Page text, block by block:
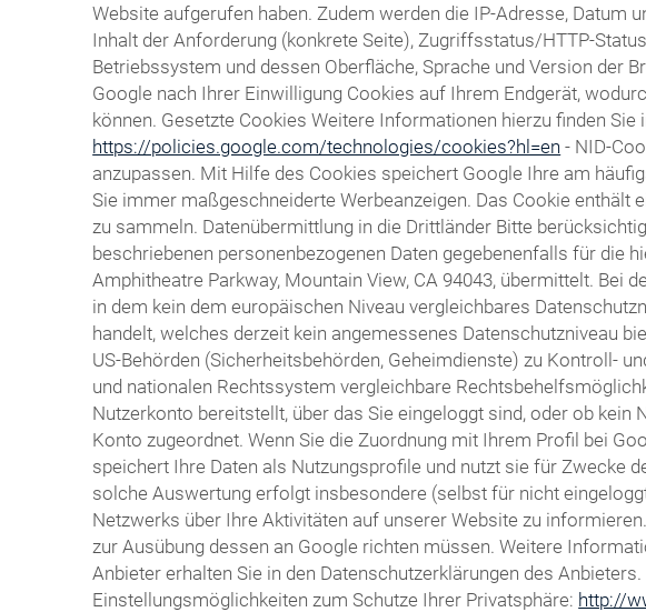
Website aufgerufen haben. Zudem werden die IP-Adresse, Datum
Inhalt der Anforderung (konkrete Seite), Zugriffsstatus/HTTP-
Betriebssystem und dessen Oberfläche, Sprache und Version der
Google nach Ihrer Einwilligung Cookies auf Ihrem Endgerät,
können. Gesetzte Cookies Weitere Informationen hierzu finden
https://policies.google.com/technologies/cookies?hl=en - NID-
anzupassen. Mit Hilfe des Cookies speichert Google Ihre am
Sie immer maßgeschneiderte Werbeanzeigen. Das Cookie enthält
zu sammeln. Datenübermittlung in die Drittländer Bitte
beschriebenen personenbezogenen Daten gegebenenfalls für die
Amphitheatre Parkway, Mountain View, CA 94043, übermittelt. Bei
in dem kein dem europäischen Niveau vergleichbares
handelt, welches derzeit kein angemessenes Datenschutzniveau
US-Behörden (Sicherheitsbehörden, Geheimdienste) zu Kontroll-
und nationalen Rechtssystem vergleichbare
Nutzerkonto bereitstellt, über das Sie eingeloggt sind, oder ob
Konto zugeordnet. Wenn Sie die Zuordnung mit Ihrem Profil bei
speichert Ihre Daten als Nutzungsprofile und nutzt sie für Zwecke
solche Auswertung erfolgt insbesondere (selbst für nicht
Netzwerks über Ihre Aktivitäten auf unserer Website zu
zur Ausübung dessen an Google richten müssen. Weitere
Anbieter erhalten Sie in den Datenschutzerklärungen des
Einstellungsmöglichkeiten zum Schutze Ihrer Privatsphäre: http://